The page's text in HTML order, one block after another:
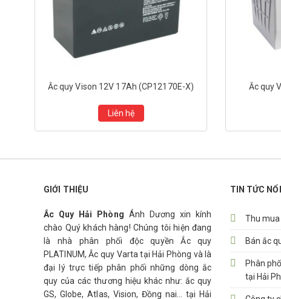
Ắc quy Vison 12V 17Ah (CP12170E-X)
Liên hệ
Ắc quy
GIỚI THIỆU
Ắc Quy Hải Phòng Ánh Dương xin kính
chào Quý khách hàng! Chúng tôi hiện đang
là nhà phân phối độc quyền Ắc quy
PLATINUM, Ắc quy Varta tại Hải Phòng và là
đại lý trực tiếp phân phối những dòng ắc
quy của các thương hiệu khác như: ắc quy
GS, Globe, Atlas, Vision, Đồng nai… tại Hải
TIN TỨC
Thu mua
Bán ắc
Phân
tại Hải